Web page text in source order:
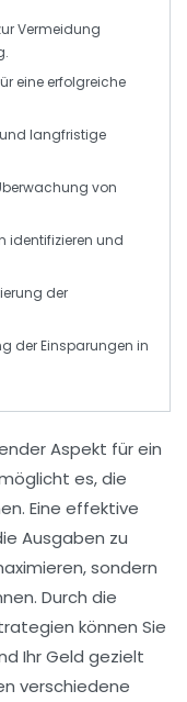
Vermeidung
eine erfolgreiche
langfristige
von
identifizieren und
der
derEinsparungen in
Aspekt für ein
es, die
Eine effektive
Ausgaben zu
sondern
Durch die
können Sie
Ihr Geld gezielt
verschiedene